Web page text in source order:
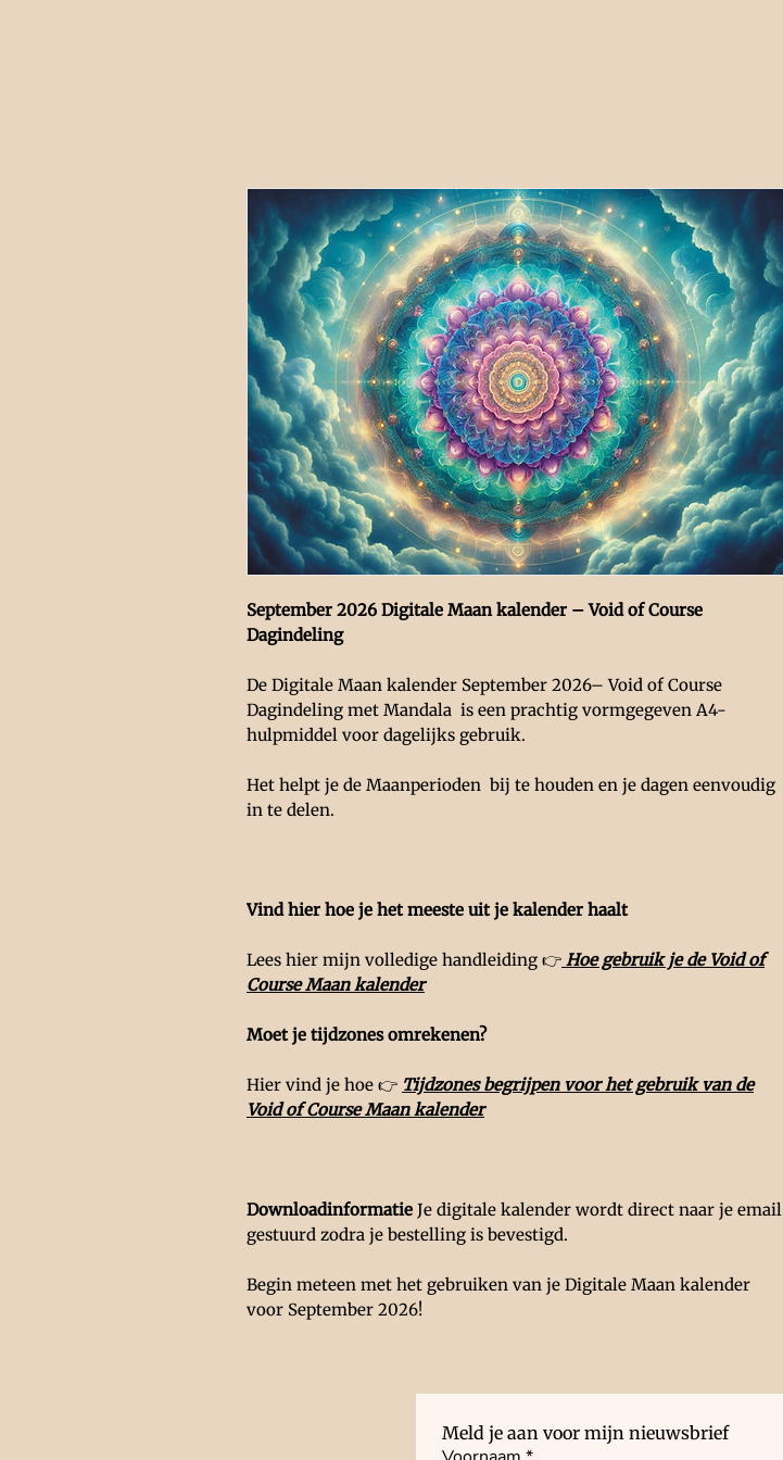
September 2026 Digitale Maan kalender – Void of Course
Dagindeling
De Digitale Maan kalender September 2026– Void of Course
Dagindeling met Mandala is een prachtig vormgegeven A4-
hulpmiddel voor dagelijks gebruik.
Het helpt je de Maanperioden bij te houden en je dagen eenvoudig
in te delen.
Vind hier hoe je het meeste uit je kalender haalt
Lees hier mijn volledige handleiding 👉 Hoe gebruik je de Void of
Course Maan kalender
Moet je tijdzones omrekenen?
Hier vind je hoe 👉 Tijdzones begrijpen voor het gebruik van de
Void of Course Maan kalender
Downloadinformatie Je digitale kalender wordt direct naar je email
gestuurd zodra je bestelling is bevestigd.
Begin meteen met het gebruiken van je Digitale Maan kalender
voor September 2026!
Meld je aan voor mijn nieuwsbrief